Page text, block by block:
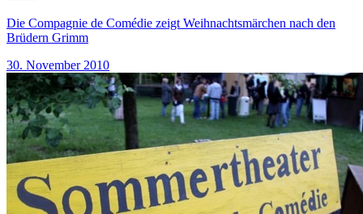
Die Compagnie de Comédie zeigt Weihnachtsmärchen nach den
Brüdern Grimm
30. November 2010